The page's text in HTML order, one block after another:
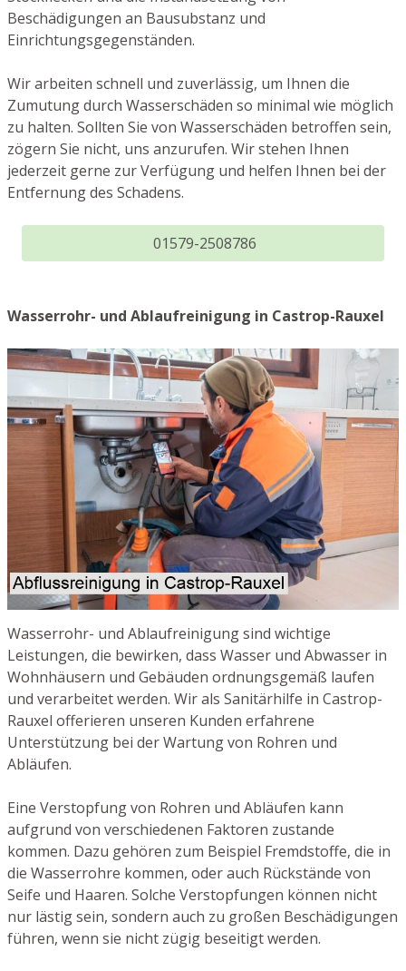
Beschädigungen an Bausubstanz und
Einrichtungsgegenständen.
Wir arbeiten schnell und zuverlässig, um Ihnen die
Zumutung durch Wasserschäden so minimal wie möglich
zu halten. Sollten Sie von Wasserschäden betroffen sein,
zögern Sie nicht, uns anzurufen. Wir stehen Ihnen
jederzeit gerne zur Verfügung und helfen Ihnen bei der
Entfernung des Schadens.
01579-2508786
Wasserrohr- und Ablaufreinigung in Castrop-Rauxel
Wasserrohr- und Ablaufreinigung sind wichtige
Leistungen, die bewirken, dass Wasser und Abwasser in
Wohnhäusern und Gebäuden ordnungsgemäß laufen
und verarbeitet werden. Wir als Sanitärhilfe in Castrop-
Rauxel offerieren unseren Kunden erfahrene
Unterstützung bei der Wartung von Rohren und
Abläufen.
Eine Verstopfung von Rohren und Abläufen kann
aufgrund von verschiedenen Faktoren zustande
kommen. Dazu gehören zum Beispiel Fremdstoffe, die in
die Wasserrohre kommen, oder auch Rückstände von
Seife und Haaren. Solche Verstopfungen können nicht
nur lästig sein, sondern auch zu großen Beschädigungen
führen, wenn sie nicht zügig beseitigt werden.